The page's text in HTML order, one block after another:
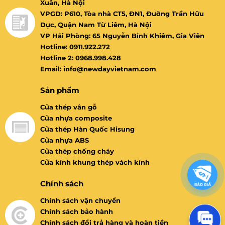
Xuân, Hà Nội
VPGD: P610, Tòa nhà CT5, ĐN1, Đường Trần Hữu
Dực, Quận Nam Từ Liêm, Hà Nội
VP Hải Phòng: 65 Nguyễn Bỉnh Khiêm, Gia Viên
Hotline: 0911.922.272
Hotline 2: 0968.998.428
Email: info@newdayvietnam.com
Sản phẩm
Cửa thép vân gỗ
Cửa nhựa composite
Cửa thép Hàn Quốc Hisung
Cửa nhựa ABS
Cửa thép chống cháy
Cửa kính khung thép vách kính
Chính sách
Chính sách vận chuyển
Chính sách bảo hành
Chính sách đổi trả hàng và hoàn tiền